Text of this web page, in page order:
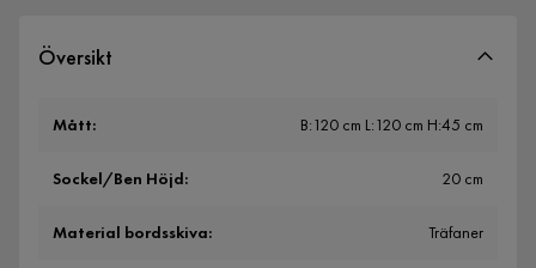
Översikt
Mått: B:120 cm L:120 cm H:45 cm
Sockel/Ben Höjd: 20 cm
Material bordsskiva: Träfaner